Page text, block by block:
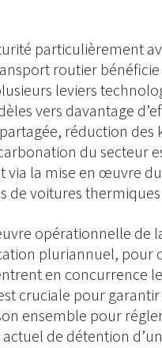
particulièrement
routier
leviers
vers davantage
réduction des
du secteur
la mise en œuvre du
voitures thermiques
opérationnelle de
pluriannuel, pour
en concurrence
cruciale pour
ensemble pour
de détention